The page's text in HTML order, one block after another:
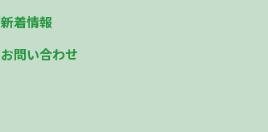
新着情報
お問い合わせ